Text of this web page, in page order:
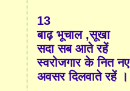
13
बाढ़ भूचाल ,सूखा
सदा सब आते रहें
स्वरोजगार के नित नए
अवसर दिलवाते रहें ।